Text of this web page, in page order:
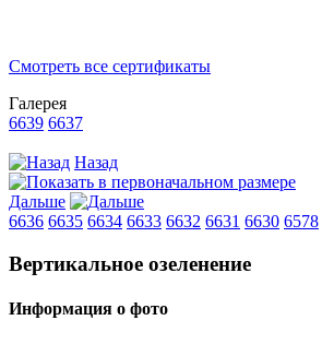
Смотреть все сертификаты
Галерея
6639 6637
Назад
Дальше
6636 6635 6634 6633 6632 6631 6630 6578
Вертикальное озеленение
Информация о фото